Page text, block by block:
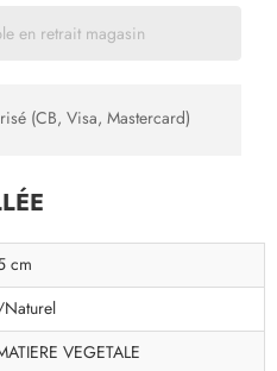
en retrait magasin
(CB, Visa, Mastercard)
cm
VEGETALE